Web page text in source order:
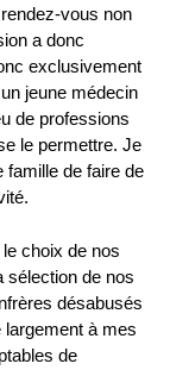
vous non
a donc
exclusivement
jeune médecin
de professions
le permettre. Je
de faire de
choix de nos
sélection de nos
désabusés
largement à mes
de